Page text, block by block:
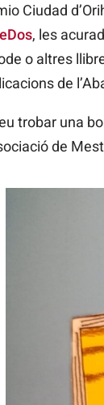
Ciudad
, les
o altres
de
trobar una
de